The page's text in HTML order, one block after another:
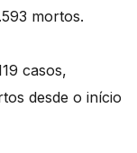
mortos.
casos,
desde o início